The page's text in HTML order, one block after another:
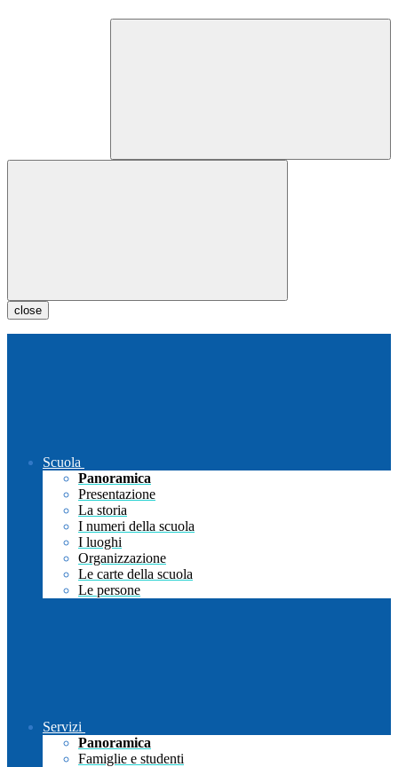
close
Scuola
Panoramica
Presentazione
La storia
I numeri della scuola
I luoghi
Organizzazione
Le carte della scuola
Le persone
Servizi
Panoramica
Famiglie e studenti